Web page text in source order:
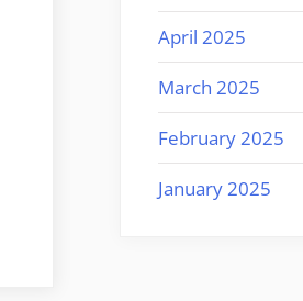
April 2025
March 2025
February 2025
January 2025